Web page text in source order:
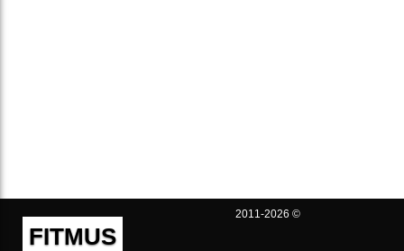
FITMUS
2011-2026 ©